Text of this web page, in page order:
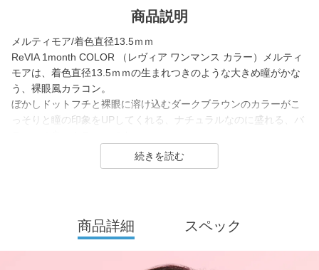
商品説明
メルティモア/着色直径13.5ｍｍ
ReVIA 1month COLOR （レヴィア ワンマンス カラー）メルティ
モアは、着色直径13.5ｍｍの生まれつきのような大きめ瞳がかな
う、裸眼風カラコン。
ぼかしドットフチと裸眼に溶け込むダークブラウンのカラーがこ
っそりと瞳の印象をUPしてくれる、ナチュラルなのに盛れる、バ
ReVIA は2016年に誕生した、「洗練」と「幅広い年齢層に愛され
／Blue Light Barrier（ブルーライトバリア）／TORIC（トーリッ
商品詳細 スペック